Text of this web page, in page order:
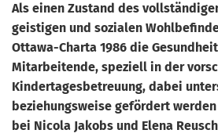
Als einen Zustand des
geistigen und sozialen
Ottawa-Charta 1986 die
Mitarbeitende, speziell in der
Kindertagesbetreuung, dabei
beziehungsweise gefördert
bei Nicola Jakobs und Elena